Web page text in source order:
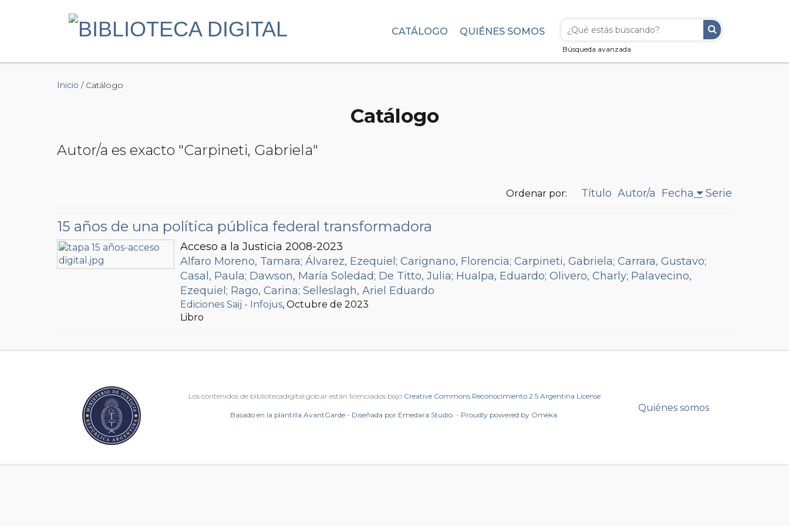
Búsqueda avanzada
CATÁLOGO QUIÉNES SOMOS
Inicio / Catálogo
Catálogo
Autor/a es exacto "Carpineti, Gabriela"
Ordenar por: Título Autor/a Fecha Serie
15 años de una política pública federal transformadora
Acceso a la Justicia 2008-2023
Alfaro Moreno, Tamara; Álvarez, Ezequiel ; Carignano, Florencia; Carpineti, Gabriela; Carrara, Gustavo;
Casal, Paula; Dawson, María Soledad; De Titto, Julia; Hualpa, Eduardo; Olivero, Charly; Palavecino,
Ezequiel ; Rago, Carina; Selleslagh, Ariel Eduardo
Ediciones Saij - Infojus, Octubre de 2023
Libro
Los contenidos de bibliotecadigital.gob.ar están licenciados bajo Creative Commons Reconocimiento 2.5 Argentina License
Basado en la plantilla AvantGarde - Diseñada por Emedara Studio. - Proudly powered by Omeka.
Quiénes somos